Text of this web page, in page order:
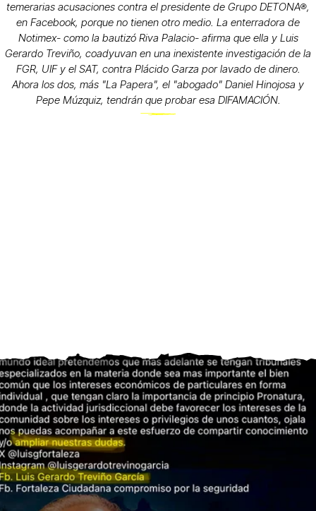
temerarias acusaciones contra el presidente de Grupo DETONA®,
en Facebook, porque no tienen otro medio. La enterradora de
Notimex- como la bautizó Riva Palacio- afirma que ella y Luis
Gerardo Treviño, coadyuvan en una inexistente investigación de la
FGR, UIF y el SAT, contra Plácido Garza por lavado de dinero.
Ahora los dos, más "La Papera", el "abogado" Daniel Hinojosa y
Pepe Múzquiz, tendrán que probar esa DIFAMACIÓN.